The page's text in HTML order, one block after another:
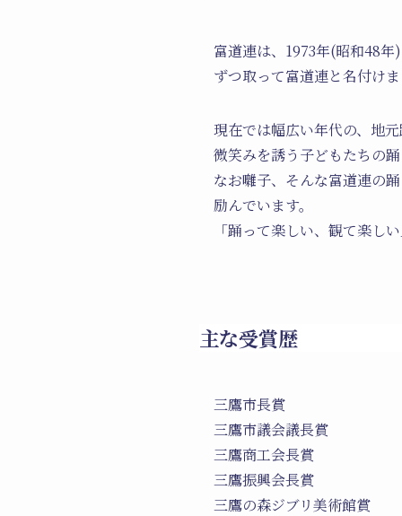
富道連は、1973年(昭和48
ずつ取って富道連と名付け
現在では幅広い年代の、地
微笑みを誘う子どもたちの
なお囃子、そんな富道連の
励んでいます。
「踊って楽しい、観て楽し
主な受賞歴
三鷹市長賞
三鷹市議会議長賞
三鷹商工会長賞
三鷹振興会長賞
三鷹の森ジブリ美術館賞